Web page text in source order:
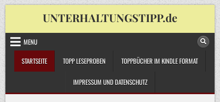
Skip
to
content
UNTERHALTUNGSTIPP.de
MENU
STARTSEITE
TOPP LESEPROBEN TOPPBÜCHER IM KINDLE FORMAT
IMPRESSUM UND DATENSCHUTZ